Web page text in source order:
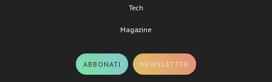
Tech
Magazine
ABBONATI NEWSLETTER